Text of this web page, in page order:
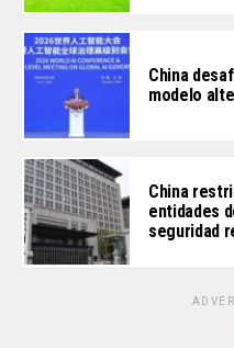
China
modelo
China
entidades
seguridad